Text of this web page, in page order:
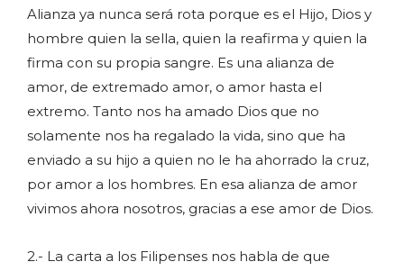
Alianza ya nunca será rota porque es el Hijo, Dios y
hombre quien la sella, quien la reafirma y quien la
firma con su propia sangre. Es una alianza de
amor, de extremado amor, o amor hasta el
extremo. Tanto nos ha amado Dios que no
solamente nos ha regalado la vida, sino que ha
enviado a su hijo a quien no le ha ahorrado la cruz,
por amor a los hombres. En esa alianza de amor
vivimos ahora nosotros, gracias a ese amor de Dios.
2.- La carta a los Filipenses nos habla de que